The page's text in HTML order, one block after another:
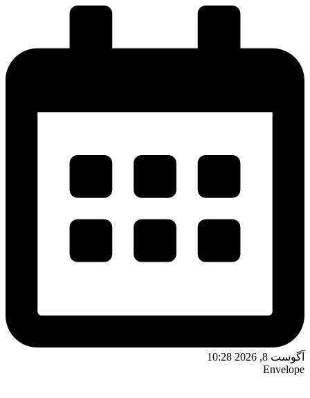
آگوست 8, 2026 10:28
Envelope